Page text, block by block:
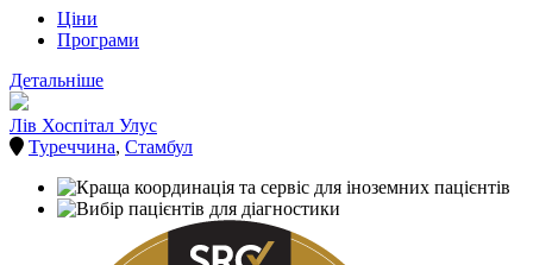
Ціни
Програми
Детальніше
Лів Хоспітал Улус
Туреччина, Стамбул